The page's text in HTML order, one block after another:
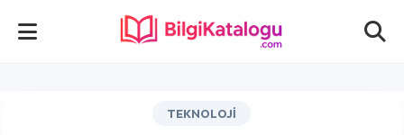
TEKNOLOJI